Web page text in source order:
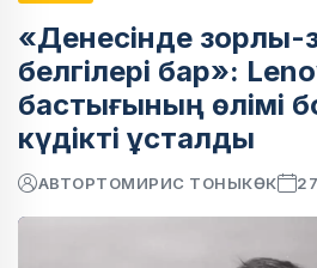
«Денесінде зорлы-
белгілері бар»:
бастығының өлімі
күдікті ұсталды
АВТОРТОМИРИС ТОНЫКӨК